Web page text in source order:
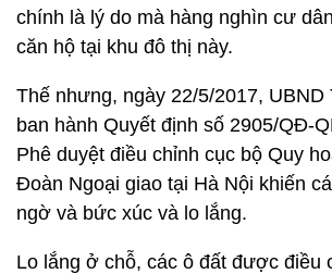
chính là lý do mà hàng nghìn cư
căn hộ tại khu đô thị này.
Thế nhưng, ngày 22/5/2017, UBND
ban hành Quyết định số 2905/QĐ-
Phê duyệt điều chỉnh cục bộ Quy
Đoàn Ngoại giao tại Hà Nội khiến
ngờ và bức xúc và lo lắng.
Lo lắng ở chỗ, các ô đất được điều